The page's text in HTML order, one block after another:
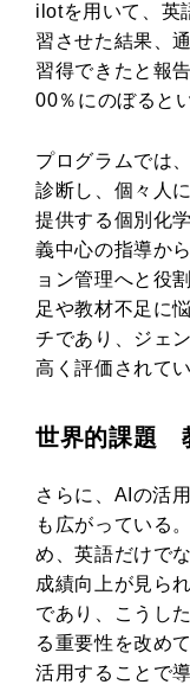
ilotを用いて、英
習させた結果、
習得できたと報
00％にのぼると
プログラムでは
診断し、個々人
提供する個別化
義中心の指導か
ョン管理へと役
足や教材不足に
チであり、ジェ
高く評価されてい
世界的課題
さらに、AIの活
も広がっている
め、英語だけで
成績向上が見ら
であり、こうし
る重要性を改め
活用することで